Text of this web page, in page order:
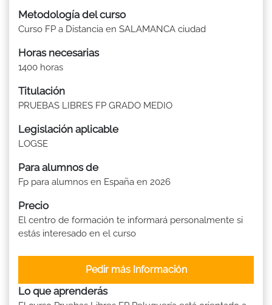
Metodología del curso
Curso FP a Distancia en SALAMANCA ciudad
Horas necesarias
1400 horas
Titulación
PRUEBAS LIBRES FP GRADO MEDIO
Legislación aplicable
LOGSE
Para alumnos de
Fp para alumnos en España en 2026
Precio
El centro de formación te informará personalmente si
estás interesado en el curso
Pedir más Información
Lo que aprenderás